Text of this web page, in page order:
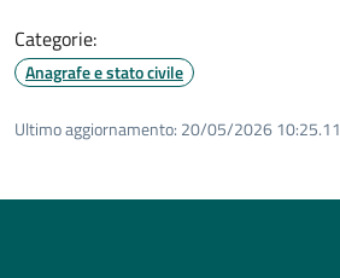
Categorie:
Anagrafe e stato civile
Ultimo aggiornamento: 20/05/2026 10:25.11